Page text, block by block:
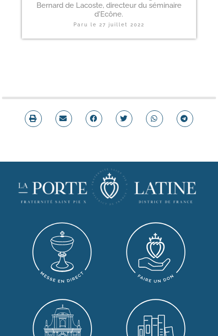
Bernard de Lacoste, directeur du séminaire
d'Ecône.
Paru le 27 juillet 2022